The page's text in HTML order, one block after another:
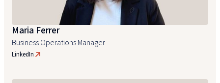
Maria Ferrer
Business Operations Manager
LinkedIn